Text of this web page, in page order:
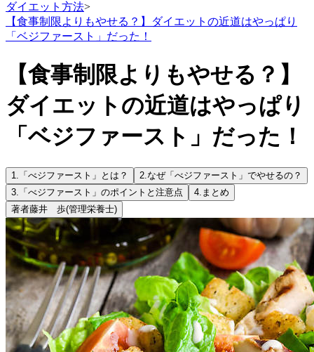
ダイエット方法>
【食事制限よりもやせる？】ダイエットの近道はやっぱり
「ベジファースト」だった！
【食事制限よりもやせる？】
ダイエットの近道はやっぱり
「ベジファースト」だった！
1. 「べジファースト」とは？ 2.なぜ「べジファースト」でやせるの？
3. 「べジファースト」のポイントと注意点 4. まとめ
著者藤井 歩(管理栄養士)